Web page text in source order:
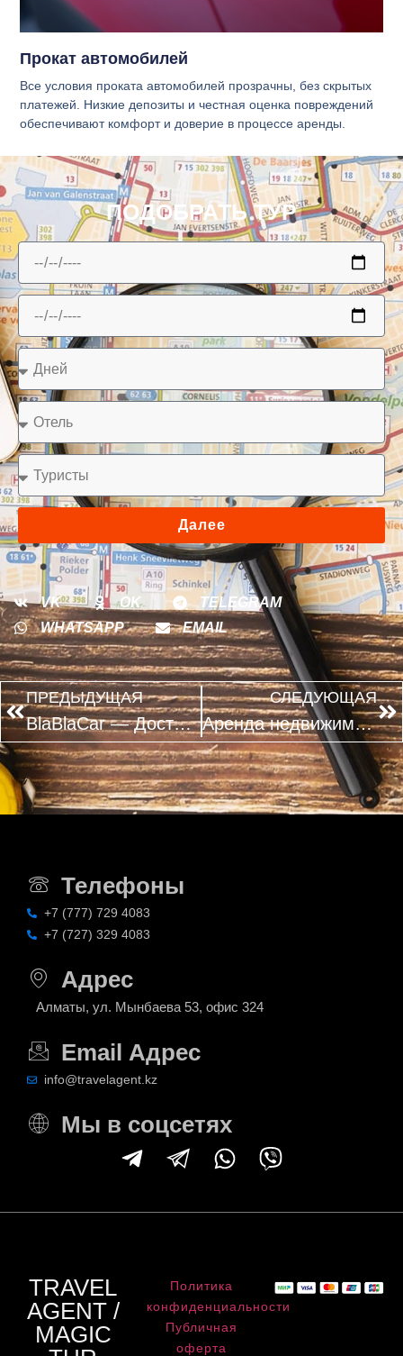
Прокат автомобилей
Все условия проката автомобилей прозрачны, без скрытых
платежей. Низкие депозиты и честная оценка повреждений
обеспечивают комфорт и доверие в процессе аренды.
ПОДОБРАТЬ ТУР
Далее
VK OK
TELEGRAM
WHATSAPP
EMAIL
ПРЕДЫДУЩАЯ
BlaBlaCar — Доступные поездки на любой вкус
СЛЕДУЮЩАЯ
Аренда недвижимости
Телефоны
+7 (777) 729 4083
+7 (727) 329 4083
Адрес
Алматы, ул. Мынбаева 53, офис 324
Email Адрес
info@travelagent.kz
Мы в соцсетях
TRAVEL
AGENT /
MAGIC
Политика
конфиденциальности
Публичная
оферта